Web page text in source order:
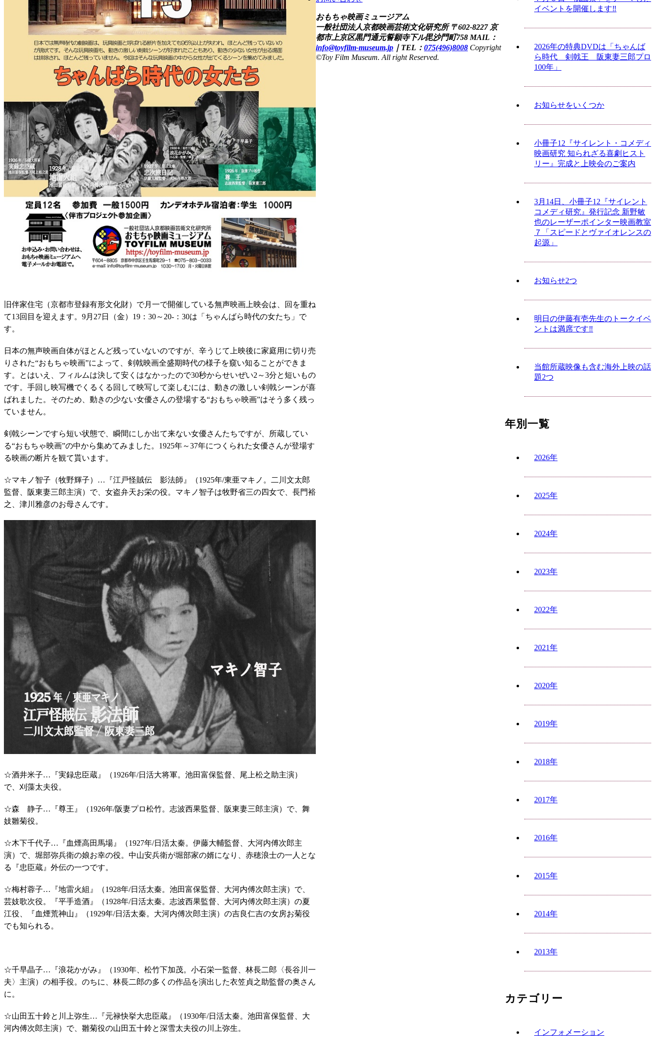
旧伴家住宅（京都市登録有形文化財）で月一で開催している無声映画上映会は、回を重ね
て13回目を迎えます。9月27日（金）19：30～20-：30は「ちゃんばら時代の女たち」で
す。
日本の無声映画自体がほとんど残っていないのですが、辛うじて上映後に家庭用に切り売
りされた“おもちゃ映画”によって、剣戟映画全盛期時代の様子を窺い知ることができま
す。とはいえ、フィルムは決して安くはなかったので30秒からせいぜい2～3分と短いもの
です。手回し映写機でくるくる回して映写して楽しむには、動きの激しい剣戟シーンが喜
ばれました。そのため、動きの少ない女優さんの登場する“おもちゃ映画”はそう多く残っ
ていません。
剣戟シーンですら短い状態で、瞬間にしか出て来ない女優さんたちですが、所蔵してい
る“おもちゃ映画”の中から集めてみました。1925年～37年につくられた女優さんが登場す
る映画の断片を観て貰います。
☆マキノ智子（牧野輝子）…『江戸怪賊伝 影法師』（1925年/東亜マキノ。二川文太郎
監督、阪東妻三郎主演）で、女盗弁天お栄の役。マキノ智子は牧野省三の四女で、長門裕
之、津川雅彦のお母さんです。
☆酒井米子…『実録忠臣蔵』（1926年/日活大将軍。池田富保監督、尾上松之助主演）
で、刈藻太夫役。
☆森 静子…『尊王』（1926年/阪妻プロ松竹。志波西果監督、阪東妻三郎主演）で、舞
妓雛菊役。
☆木下千代子…『血煙高田馬場』（1927年/日活太秦。伊藤大輔監督、大河内傅次郎主
演）で、堀部弥兵衛の娘お幸の役。中山安兵衛が堀部家の婿になり、赤穂浪士の一人とな
る『忠臣蔵』外伝の一つです。
☆梅村蓉子…『地雷火組』（1928年/日活太秦。池田富保監督、大河内傅次郎主演）で、
芸妓歌次役。『平手造酒』（1928年/日活太秦。志波西果監督、大河内傅次郎主演）の夏
江役、『血煙荒神山』（1929年/日活太秦。大河内傅次郎主演）の吉良仁吉の女房お菊役
でも知られる。
☆千早晶子…『浪花かがみ』（1930年、松竹下加茂。小石栄一監督、林長二郎〈長谷川一
夫〉主演）の相手役。のちに、林長二郎の多くの作品を演出した衣笠貞之助監督の奥さん
に。
☆山田五十鈴と川上弥生…『元禄快挙大忠臣蔵』（1930年/日活太秦。池田富保監督、大
河内傅次郎主演）で、雛菊役の山田五十鈴と深雪太夫役の川上弥生。
イベントを開催します‼
2026年の特典DVDは「ちゃんば
ら時代 剣戟王 阪東妻三郎プロ
100年」
お知らせをいくつか
小冊子12『サイレント・コメディ
映画研究 知られざる喜劇ヒスト
リー』完成と上映会のご案内
3月14日、小冊子12『サイレント
コメディ研究』発行記念 新野敏
也のレーザーポインター映画教室
７「スピードとヴァイオレンスの
起源」
お知らせ2つ
明日の伊藤有壱先生のトークイベ
ントは満席です‼
当館所蔵映像も含む海外上映の話
題2つ
年別一覧
2026年
2025年
2024年
2023年
2022年
2021年
2020年
2019年
2018年
2017年
2016年
2015年
2014年
2013年
カテゴリー
インフォメーション
おもちゃ映画ミュージアム
一般社団法人京都映画芸術文化研究所 〒602-8227 京
都市上京区黒門通元誓願寺下ル毘沙門町758 MAIL：
info@toyfilm-museum.jp ｜ TEL： 075(496)8008 Copyright
©Toy Film Museum. All right Reserved.